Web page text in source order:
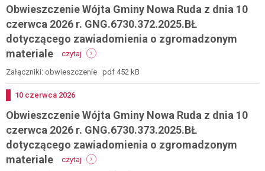
ponaglenia
o
w
inwestycji
z
czerwca
Obwieszczenie Wójta Gminy Nowa Ruda z dnia 10
czerwca 2026 r. GNG.6730.372.2025.BŁ
dotyczącego zawiadomienia o zgromadzonym
materiale
czytaj
obwieszczenie
wójta
z
10
czerwca
2026
Załączniki: obwieszczenie pdf 452 kB
Dodano
10 czerwca 2026
Obwieszczenie Wójta Gminy Nowa Ruda z dnia 10
czerwca 2026 r. GNG.6730.373.2025.BŁ
dotyczącego zawiadomienia o zgromadzonym
materiale
czytaj
obwieszczenie